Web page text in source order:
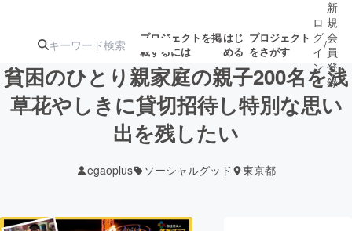
プロジェクトを掲
載するには
はじ
める
プロジェクト
をさがす
注目の新着プロ
ジェクト
募集終了が近いプ
ロ
グ
イ
ン
/
新
規
会
員
登
録
貧困のひとり親家庭の親子200名を浅
草花やしきに貸切招待し特別な思い
出を残したい
egaoplus ソーシャルグッド 東京都